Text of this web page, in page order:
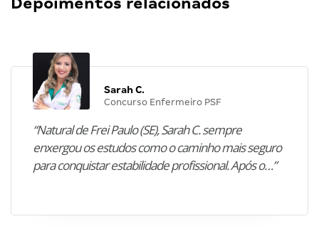
Sarah C.
Concurso Enfermeiro PSF
“Natural de Frei Paulo (SE), Sarah C. sempre
enxergou os estudos como o caminho mais seguro
para conquistar estabilidade profissional. Após o…”